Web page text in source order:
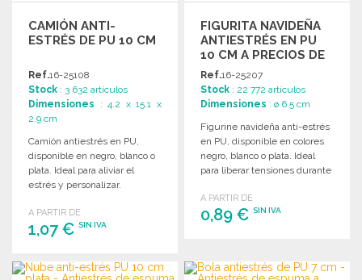
CAMIÓN ANTI-
ESTRÉS DE PU 10 CM
Ref.16-25108
Stock : 3 632 artículos
Dimensiones : 4.2 x 15.1 x
2.9 cm
Camión antiestrés en PU,
disponible en negro, blanco o
plata. Ideal para aliviar el
estrés y personalizar.
A PARTIR DE
1,07 € SIN IVA
PEDIR
FIGURITA NAVIDEÑA
ANTIESTRÉS EN PU
10 CM A PRECIOS DE
MAYORISTA
Ref.16-25207
Stock : 22 772 artículos
Dimensiones : ø 6.5 cm
Figurine navideña anti-estrés
en PU, disponible en colores
negro, blanco o plata. Ideal
para liberar tensiones durante
A PARTIR DE
0,89 €SIN IVA
Solicitar un presupuesto